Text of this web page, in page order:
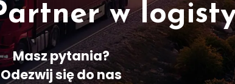
w
Masz pytania?
Odezwij się do nas​